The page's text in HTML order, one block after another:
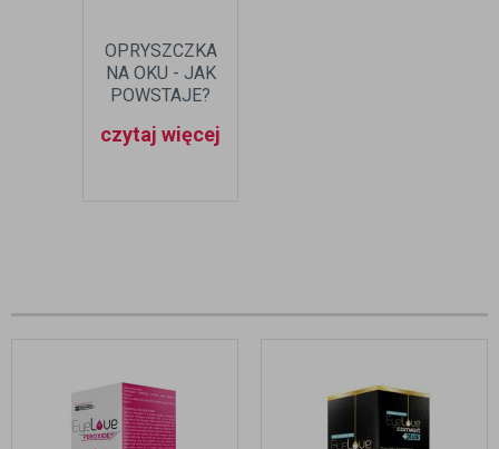
OPRYSZCZKA
NA OKU - JAK
POWSTAJE?
czytaj więcej